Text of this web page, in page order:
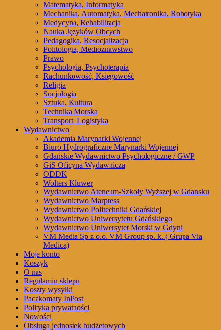
Matematyka, Informatyka
Mechanika, Automatyka, Mechatronika, Robotyka
Medycyna, Rehabilitacja
Nauka Języków Obcych
Pedagogika, Resocjalizacja
Politologia, Medioznawstwo
Prawo
Psychologia, Psychoterapia
Rachunkowość, Księgowość
Religia
Socjologia
Sztuka, Kultura
Technika Morska
Transport, Logistyka
Wydawnictwo
Akademia Marynarki Wojennej
Biuro Hydrograficzne Marynarki Wojennej
Gdańskie Wydawnictwo Psychologiczne / GWP
GiS Oficyna Wydawnicza
ODDK
Wolters Kluwer
Wydawnictwo Ateneum-Szkoły Wyższej w Gdańsku
Wydawnictwo Marpress
Wydawnictwo Politechniki Gdańskiej
Wydawnictwo Uniwersytetu Gdańskiego
Wydawnictwo Uniwersytet Morski w Gdyni
VM Media Sp z o.o. VM Group sp. k. ( Grupa Via
Medica)
Moje konto
Koszyk
O nas
Regulamin sklepu
Koszty wysyłki
Paczkomaty InPost
Polityka prywatności
Nowości
Obsługa jednostek budżetowych